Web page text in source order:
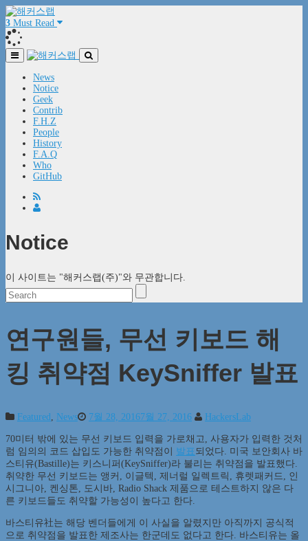
3 Must Read
News
Notice
Geek
Contrib
F.H.Z
People
History
F.A.Q
Who
GitHub
Notice
이 사이트는 "해커스랩(주)"와 무관합니다.
연구원들, 무선 키보드 해
킹 취약점 KeySniffer 발표
Featured News 7월 28, 20167월 27, 2016 HackersLab
70미터 밖에 있는 무선 키보드 입력을 가로채고, 사용자가 입력한 것처
럼 임의의 코드 삽입도 가능한 취약점이 발표 되었다. 미국 보안회사 바
스티유(Bastille)는 키스니퍼(KeySniffer)라 불리는 취약점을 발표했다.
취약한 무선 키보드는 앵커, 이글텍, 제너럴 일렉트릭, 휴렛패커드, 인
시그니아, 켄싱톤, 도시바, Radio Shack 제품으로 테스트하지 않은 다
른 키보드들도 취약할 가능성이 높다고 한다.
바스티유社는 해당 벤더들에게 이 사실을 알렸지만 아직까지 공식적
으로 취약점을 발표한 제조사는 한군데도 없다고 한다. 바스티유는 올